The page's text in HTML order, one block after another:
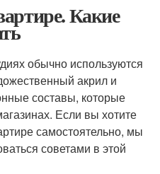
Какие
обычно используются
акрил и
составы, которые
Если вы хотите
самостоятельно, мы
советами в этой